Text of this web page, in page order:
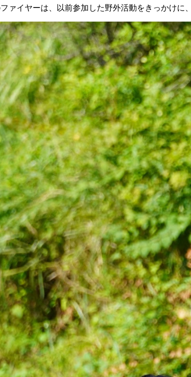
ァイヤーは、以前参加した野外活動をきっかけに